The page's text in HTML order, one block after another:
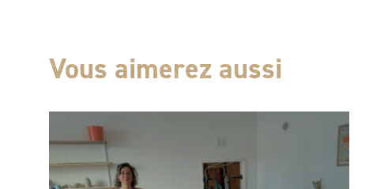
Vous aimerez aussi